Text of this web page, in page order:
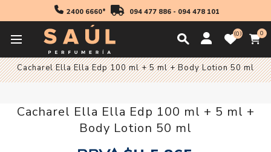
2400 6660* 094 477 886- 094 478 101
0 0
Fragancias
Cacharel Ella Ella Edp 100 ml + 5 ml + Body Lotion 50 ml
Cacharel Ella Ella Edp 100 ml + 5 ml +
Body Lotion 50 ml